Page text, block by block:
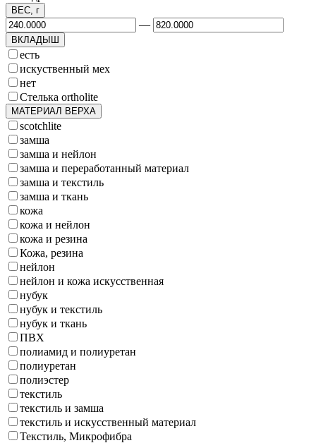
ВЕС, г
—
ВКЛАДЫШ
есть
искуственный мех
нет
Стелька ortholite
МАТЕРИАЛ ВЕРХА
scotchlite
замша
замша и нейлон
замша и переработанный материал
замша и текстиль
замша и ткань
кожа
кожа и нейлон
кожа и резина
Кожа, резина
нейлон
нейлон и кожа искусственная
нубук
нубук и текстиль
нубук и ткань
ПВХ
полиамид и полиуретан
полиуретан
полиэстер
текстиль
текстиль и замша
текстиль и искусственный материал
Текстиль, Микрофибра